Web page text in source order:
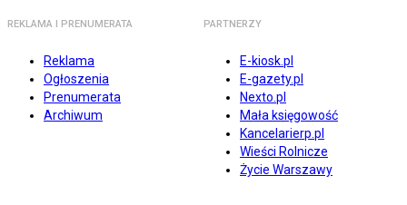
REKLAMA I PRENUMERATA
Reklama
Ogłoszenia
Prenumerata
Archiwum
PARTNERZY
E-kiosk.pl
E-gazety.pl
Nexto.pl
Mała księgowość
Kancelarierp.pl
Wieści Rolnicze
Życie Warszawy